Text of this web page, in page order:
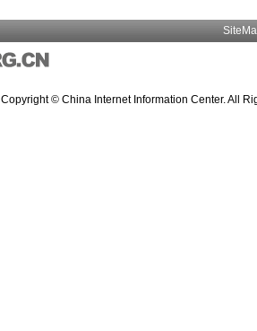
Copyright © China Internet Information Center. All